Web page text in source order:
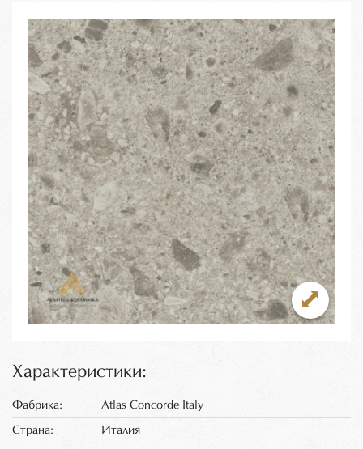
Характеристики:
Фабрика: Atlas Concorde Italy
Страна: Италия